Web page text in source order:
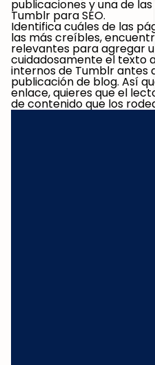
publicaciones y una de
Tumblr para SEO.
Identifica cuáles de las
las más creíbles,
relevantes para agregar
cuidadosamente el texto
internos de Tumblr antes
publicación de blog. Así
enlace, quieres que el
de contenido que los